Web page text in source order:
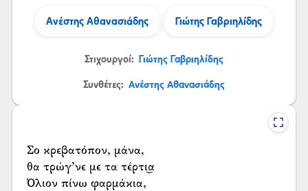
Ανέστης Αθανασιάδης Γιώτης Γαβριηλίδης
Στιχουργοί: Γιώτης Γαβριηλίδης
Συνθέτες: Ανέστης Αθανασιάδης
Σο κρεβατόπον, μάνα,
θα τρώγ’νε με τα τέρτι͜α
Όλιον πίνω φαρμάκια,